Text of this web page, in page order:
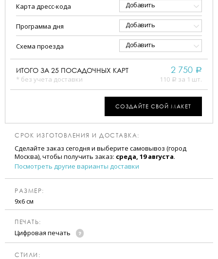
Карта дресс-кода Добавить
Программа дня Добавить
Схема проезда Добавить
ИТОГО ЗА 25 ПОСАДОЧНЫХ КАРТ
* без учета доставки
2 750 a
110 a за 1 шт.
СОЗДАЙТЕ СВОЙ МАКЕТ
СРОК ИЗГОТОВЛЕНИЯ И ДОСТАВКА:
Сделайте заказ сегодня и выберите самовывоз (город
Москва), чтобы получить заказ: среда, 19 августа.
Посмотреть другие варианты доставки
РАЗМЕР:
9х6 см
ПЕЧАТЬ:
Цифровая печать
CТИЛИ: